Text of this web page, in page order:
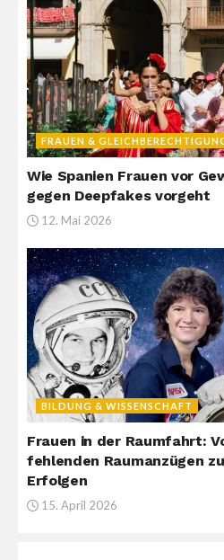
FRAUEN &
Wie Spanien Frauen vor
gegen Deepfakes vorgeht
12. Mai 2026
BILDUNG & WISSENSCHAFT
Frauen in der Raumfahrt:
fehlenden Raumanzügen
Erfolgen
15. April 2026